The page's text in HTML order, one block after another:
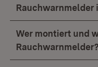
Wer montiert und
Rauchwarnmelder?